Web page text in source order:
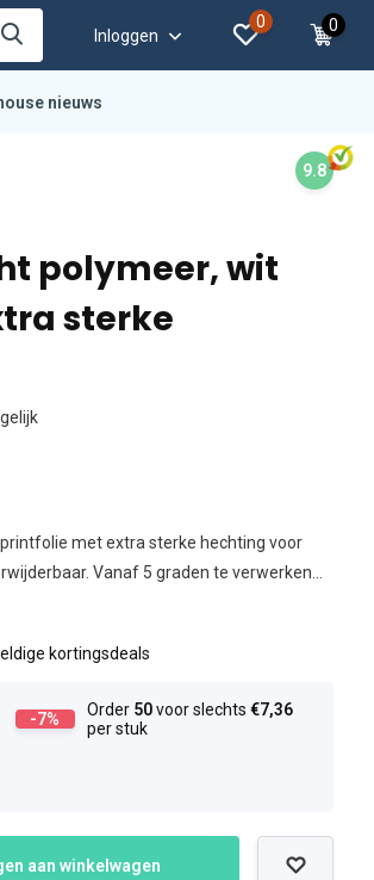
Inloggen
0 0
nieuws
9.8
polymeer, wit
sterke
met extra sterke hechting voor
Vanaf 5 graden te verwerken...
kortingsdeals
-7% Order 50voor slechts €7,36
per stuk
aan winkelwagen